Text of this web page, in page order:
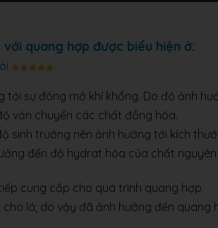
quang hợp được biểu hiện ở:
tới sự đóng mở khí khổng. Do đó ảnh
vận chuyển các chất đồng hóa.
sinh trưởng nên ảnh hưởng tới kích
đến độ hydrat hóa của chất
cung cấp cho quá trình quang hợp
cho lá; do vậy đã ảnh hưởng đến quang